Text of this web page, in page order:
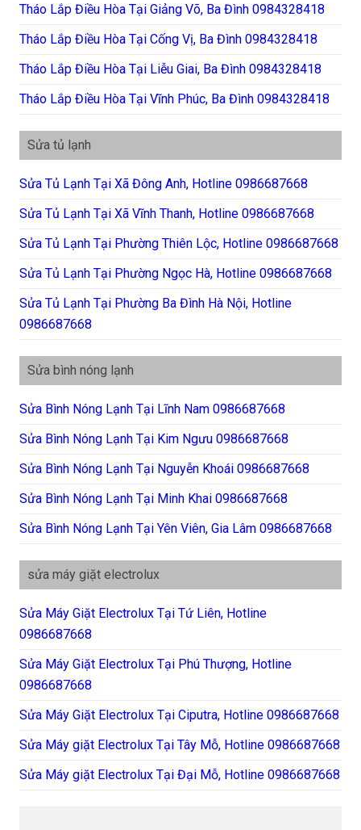
Tháo Lắp Điều Hòa Tại Giảng Võ, Ba Đình 0984328418
Tháo Lắp Điều Hòa Tại Cống Vị, Ba Đình 0984328418
Tháo Lắp Điều Hòa Tại Liễu Giai, Ba Đình 0984328418
Tháo Lắp Điều Hòa Tại Vĩnh Phúc, Ba Đình 0984328418
Sửa tủ lạnh
Sửa Tủ Lạnh Tại Xã Đông Anh, Hotline 0986687668
Sửa Tủ Lạnh Tại Xã Vĩnh Thanh, Hotline 0986687668
Sửa Tủ Lạnh Tại Phường Thiên Lộc, Hotline 0986687668
Sửa Tủ Lạnh Tại Phường Ngọc Hà, Hotline 0986687668
Sửa Tủ Lạnh Tại Phường Ba Đình Hà Nội, Hotline
0986687668
Sửa bình nóng lạnh
Sửa Bình Nóng Lạnh Tại Lĩnh Nam 0986687668
Sửa Bình Nóng Lạnh Tại Kim Ngưu 0986687668
Sửa Bình Nóng Lạnh Tại Nguyễn Khoái 0986687668
Sửa Bình Nóng Lạnh Tại Minh Khai 0986687668
Sửa Bình Nóng Lạnh Tại Yên Viên, Gia Lâm 0986687668
sửa máy giặt electrolux
Sửa Máy Giặt Electrolux Tại Tứ Liên, Hotline
0986687668
Sửa Máy Giặt Electrolux Tại Phú Thượng, Hotline
0986687668
Sửa Máy Giặt Electrolux Tại Ciputra, Hotline 0986687668
Sửa Máy giặt Electrolux Tại Tây Mỗ, Hotline 0986687668
Sửa Máy giặt Electrolux Tại Đại Mỗ, Hotline 0986687668